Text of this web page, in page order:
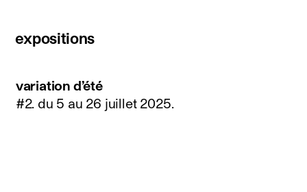
expositions
variation d’été
#2. du 5 au 26 juillet 2025